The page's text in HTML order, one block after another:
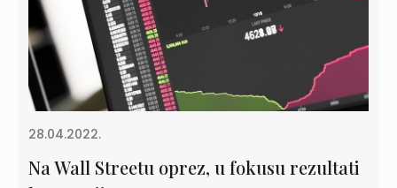
28.04.2022.
Na Wall Streetu oprez, u fokusu rezultati